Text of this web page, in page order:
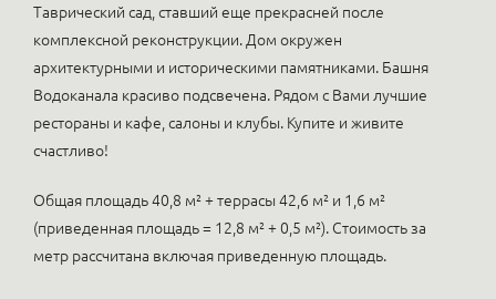
Таврический сад, ставший еще прекрасней после
комплексной реконструкции. Дом окружен
архитектурными и историческими памятниками. Башня
Водоканала красиво подсвечена. Рядом с Вами лучшие
рестораны и кафе, салоны и клубы. Купите и живите
счастливо!
Общая площадь 40,8 м² + террасы 42,6 м² и 1,6 м²
(приведенная площадь = 12,8 м² + 0,5 м²). Стоимость за
метр рассчитана включая приведенную площадь.